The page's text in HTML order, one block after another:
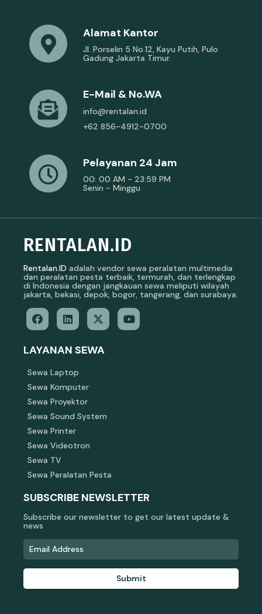
Alamat Kantor
Jl. Porselin 5 No.12, Kayu Putih, Pulo
Gadung Jakarta Timur.
E-Mail & No.WA
info@rentalan.id
+62 856-4912-0700
Pelayanan 24 Jam
00: 00 AM - 23:59 PM
Senin - Minggu
RENTALAN.ID
Rentalan.ID adalah vendor sewa peralatan multimedia
dan peralatan pesta terbaik, termurah, dan terlengkap
di Indonesia dengan jangkauan sewa meliputi wilayah
jakarta, bekasi, depok, bogor, tangerang, dan surabaya.
LAYANAN SEWA
Sewa Laptop
Sewa Komputer
Sewa Proyektor
Sewa Sound System
Sewa Printer
Sewa Videotron
Sewa TV
Sewa Peralatan Pesta
SUBSCRIBE NEWSLETTER
Subscribe our newsletter to get our latest update &
news
Submit